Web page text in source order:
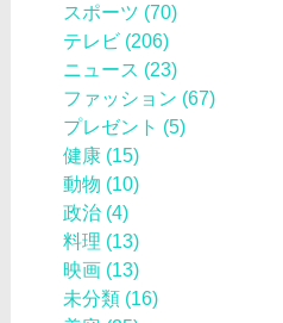
スポーツ (70)
テレビ (206)
ニュース (23)
ファッション (67)
プレゼント (5)
健康 (15)
動物 (10)
政治 (4)
料理 (13)
映画 (13)
未分類 (16)